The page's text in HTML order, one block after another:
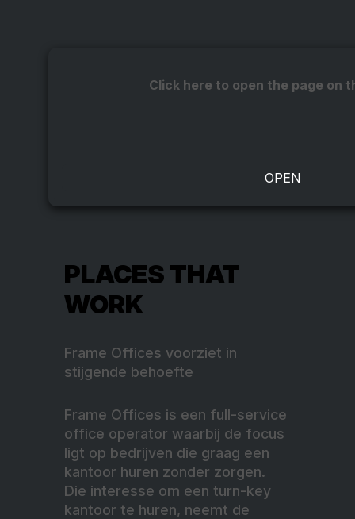
Click here to open the page on
PLACES THAT
WORK
Frame Offices voorziet in
stijgende behoefte
Frame Offices is een full-service
office operator waarbij de focus
ligt op bedrijven die graag een
kantoor huren zonder zorgen.
Die interesse om een turn-key
kantoor te huren, neemt de